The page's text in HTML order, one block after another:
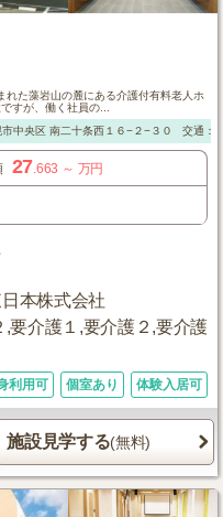
れた藻岩山の麓にある介護付有料老人ホ
すが、働く社員の...
市中央区南二十条西１６−２−３０ 交通：
27 .663 ～ 万円
本株式会社
要介護１,要介護２,要介護
利用可 個室あり 体験入居可
施設見学する(無料)